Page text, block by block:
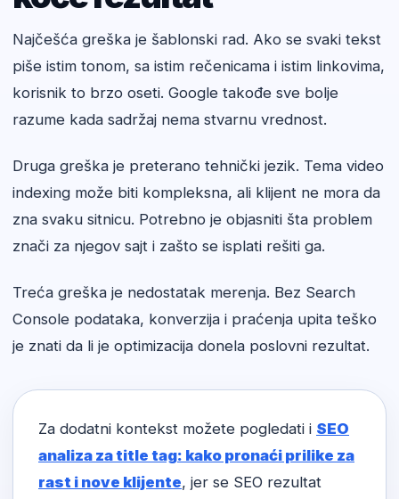
Najčešća greška je šablonski rad. Ako se svaki tekst
piše istim tonom, sa istim rečenicama i istim linkovima,
korisnik to brzo oseti. Google takođe sve bolje
razume kada sadržaj nema stvarnu vrednost.
Druga greška je preterano tehnički jezik. Tema video
indexing može biti kompleksna, ali klijent ne mora da
zna svaku sitnicu. Potrebno je objasniti šta problem
znači za njegov sajt i zašto se isplati rešiti ga.
Treća greška je nedostatak merenja. Bez Search
Console podataka, konverzija i praćenja upita teško
je znati da li je optimizacija donela poslovni rezultat.
Za dodatni kontekst možete pogledati i SEO
analiza za title tag: kako pronaći prilike za
rast i nove klijente, jer se SEO rezultat